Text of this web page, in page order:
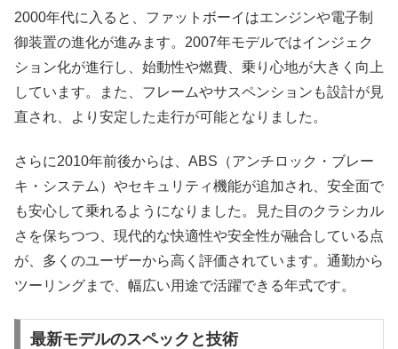
2000年代に入ると、ファットボーイはエンジンや電子制
御装置の進化が進みます。2007年モデルではインジェク
ション化が進行し、始動性や燃費、乗り心地が大きく向上
しています。また、フレームやサスペンションも設計が見
直され、より安定した走行が可能となりました。
さらに2010年前後からは、ABS（アンチロック・ブレー
キ・システム）やセキュリティ機能が追加され、安全面で
も安心して乗れるようになりました。見た目のクラシカル
さを保ちつつ、現代的な快適性や安全性が融合している点
が、多くのユーザーから高く評価されています。通勤から
ツーリングまで、幅広い用途で活躍できる年式です。
最新モデルのスペックと技術